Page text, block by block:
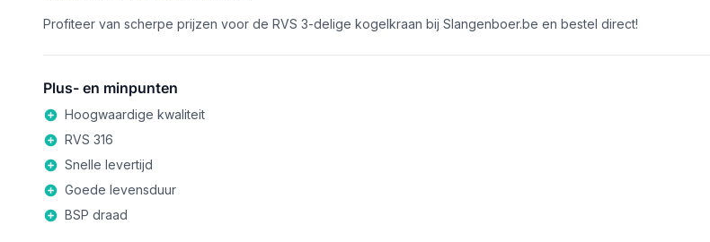
Profiteer van scherpe prijzen voor de RVS 3-delige kogelkraan bij Slangenboer.be en bestel direct!
Plus- en minpunten
Hoogwaardige kwaliteit
RVS 316
Snelle levertijd
Goede levensduur
BSP draad